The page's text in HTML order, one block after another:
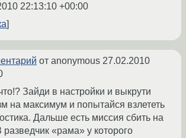
22:13:10 +00:00
от anonymous 27.02.2010
Зайди в настройки и выкрути
на максимум и попытайся взлететь
Дальше есть миссия сбить на
«рама» у которого